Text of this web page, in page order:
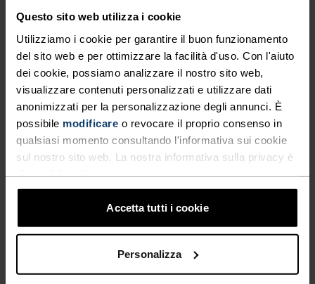
Questo sito web utilizza i cookie
Utilizziamo i cookie per garantire il buon funzionamento
del sito web e per ottimizzare la facilità d'uso. Con l'aiuto
dei cookie, possiamo analizzare il nostro sito web,
visualizzare contenuti personalizzati e utilizzare dati
anonimizzati per la personalizzazione degli annunci. È
possibile modificare o revocare il proprio consenso in
qualsiasi momento consultando l'informativa sui cookie
sul nostro sito web. La nostra informativa sulla privacy è
Accetta tutti i cookie
Personalizza
TIPO DI ATTIVITÀ
QUALSIASI COSA MODERATA INTENSITÀ
Sci e snow
CARATTERISTICHE DEL MATERIALE
IL POLIESTERE
Il poliestere è una fibra sintetica resistente che allontana
il sudore e si asciuga rapidamente. Questo materiale
conserva il colore originale anche dopo anni di utilizzo. È
utilizzato per capi tecnici come i base layer.
SISTEMA DI CONTROLLO DELLA TEMPERATURA